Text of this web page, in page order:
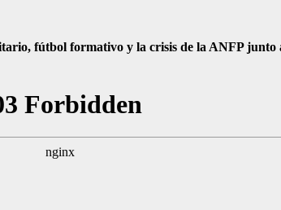
fútbol formativo y la crisis de la ANFP